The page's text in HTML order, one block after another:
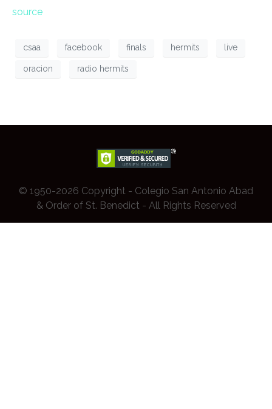
source
csaa facebook finals hermits live
oracion radio hermits
© 1950-2026 Copyright - Colegio San Antonio Abad
& Order of St. Benedict - All Rights Reserved